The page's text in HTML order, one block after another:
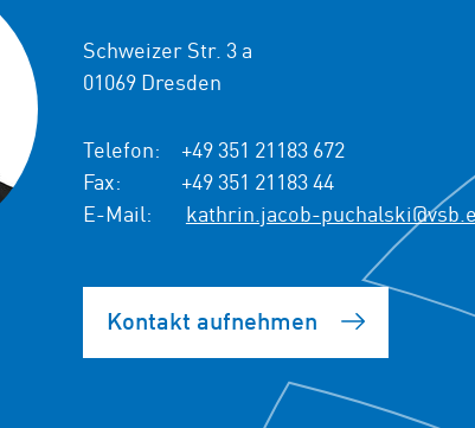
Schweizer Str. 3 a
01069 Dresden
Telefon:
+49 351 21183 672
Fax:
+49 351 21183 44
E-Mail:
kathrin.jacob-
Kontakt aufnehmen